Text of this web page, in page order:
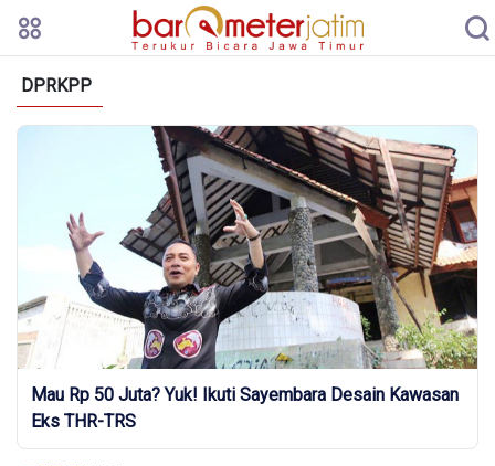
DPRKPP
Mau Rp 50 Juta? Yuk! Ikuti Sayembara Desain Kawasan
Eks THR-TRS